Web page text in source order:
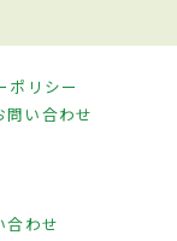
ポリシー
問い合わせ
合わせ